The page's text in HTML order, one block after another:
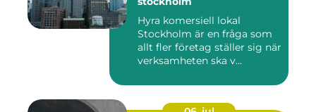
Hyra komersiell lokal
Stockholm är en fråga som
allt fler företag ställer sig när
verksamheten ska v...